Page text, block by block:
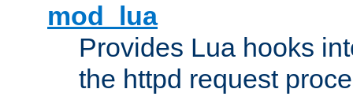
mod_lua
Provides Lua hooks
the httpd request